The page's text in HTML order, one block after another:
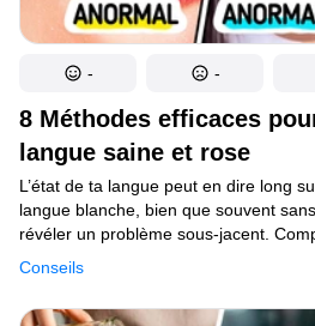
8 Méthodes efficaces
langue saine et rose
Conseils
L’état de ta langue peut en dire long
langue blanche, bien que souvent
révéler un problème sous-jacent.
méthodes efficaces pour la nettoyer
- -